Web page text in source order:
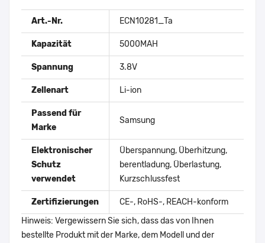
Art.-Nr. ECN10281_Ta
Kapazität 5000MAH
Spannung 3.8V
Zellenart Li-ion
Passend für
Marke
Samsung
Elektronischer
Schutz
verwendet
Überspannung, Überhitzung,
berentladung, Überlastung,
Kurzschlussfest
Zertifizierungen
CE-, RoHS-, REACH-konform
Hinweis: Vergewissern Sie sich, dass das von Ihnen
bestellte Produkt mit der Marke, dem Modell und der